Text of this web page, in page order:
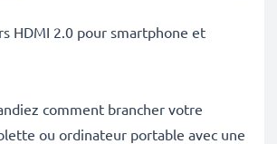
HDMI 2.0 pour smartphone et
comment brancher votre
ou ordinateur portable avec une